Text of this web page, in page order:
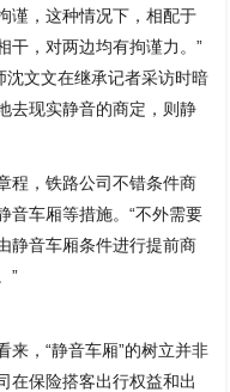
谨，这种情况下，相配于
干，对两边均有拘谨力。”
文文在继承记者采访时暗
去现实静音的商定，则静
，铁路公司不错条件商
音车厢等措施。“不外需要
静音车厢条件进行提前商
”
，“静音车厢”的树立并非
在保险搭客出行权益和出